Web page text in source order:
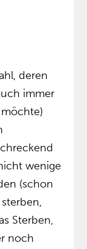
deren
immer
wenige
(schon
Sterben,
noch